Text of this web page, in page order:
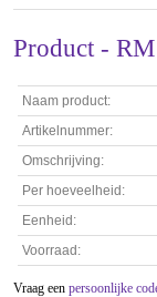
Product -
Naam product:
Artikelnummer:
Omschrijving:
Per hoeveelheid:
Eenheid:
Voorraad:
Vraag een persoonlijke